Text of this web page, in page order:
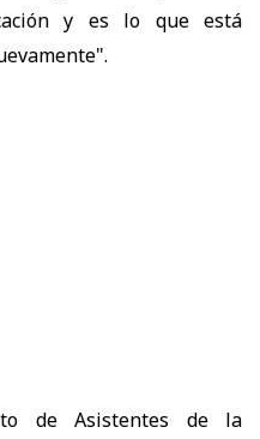
y es lo que está
de Asistentes de la